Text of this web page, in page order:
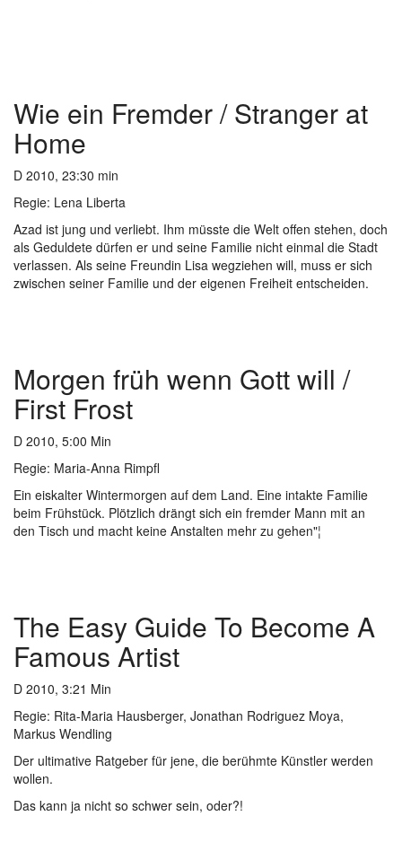
Wie ein Fremder / Stranger at
Home
D 2010, 23:30 min
Regie: Lena Liberta
Azad ist jung und verliebt. Ihm müsste die Welt offen stehen, doch
als Geduldete dürfen er und seine Familie nicht einmal die Stadt
verlassen. Als seine Freundin Lisa wegziehen will, muss er sich
zwischen seiner Familie und der eigenen Freiheit entscheiden.
Morgen früh wenn Gott will /
First Frost
D 2010, 5:00 Min
Regie: Maria-Anna Rimpfl
Ein eiskalter Wintermorgen auf dem Land. Eine intakte Familie
beim Frühstück. Plötzlich drängt sich ein fremder Mann mit an
den Tisch und macht keine Anstalten mehr zu gehen"¦
The Easy Guide To Become A
Famous Artist
D 2010, 3:21 Min
Regie: Rita-Maria Hausberger, Jonathan Rodriguez Moya,
Markus Wendling
Der ultimative Ratgeber für jene, die berühmte Künstler werden
wollen.
Das kann ja nicht so schwer sein, oder?!